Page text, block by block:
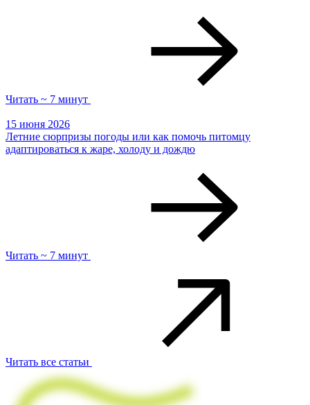
Читать ~ 7 минут
15 июня 2026
Летние сюрпризы погоды или как помочь питомцу
адаптироваться к жаре, холоду и дождю
Читать ~ 7 минут
Читать все статьи